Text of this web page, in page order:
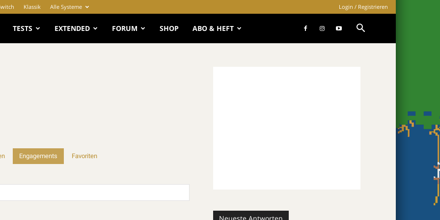
Klassik Alle Systeme Login / Registrieren
TESTS EXTENDED FORUM SHOP ABO & HEFT
Engagements Favoriten